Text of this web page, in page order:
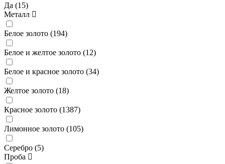
Да (15)
Металл
Белое золото (194)
Белое и желтое золото (12)
Белое и красное золото (34)
Желтое золото (18)
Красное золото (1387)
Лимонное золото (105)
Серебро (5)
Проба